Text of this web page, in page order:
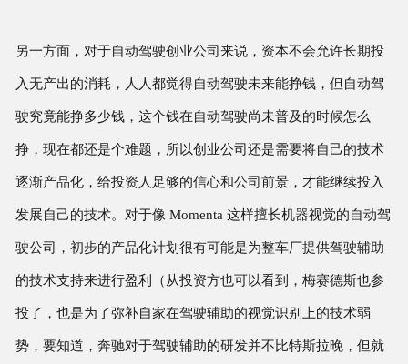
另一方面，对于自动驾驶创业公司来说，资本不会允许长期投
入无产出的消耗，人人都觉得自动驾驶未来能挣钱，但自动驾
驶究竟能挣多少钱，这个钱在自动驾驶尚未普及的时候怎么
挣，现在都还是个难题，所以创业公司还是需要将自己的技术
逐渐产品化，给投资人足够的信心和公司前景，才能继续投入
发展自己的技术。对于像 Momenta 这样擅长机器视觉的自动驾
驶公司，初步的产品化计划很有可能是为整车厂提供驾驶辅助
的技术支持来进行盈利（从投资方也可以看到，梅赛德斯也参
投了，也是为了弥补自家在驾驶辅助的视觉识别上的技术弱
势，要知道，奔驰对于驾驶辅助的研发并不比特斯拉晚，但就